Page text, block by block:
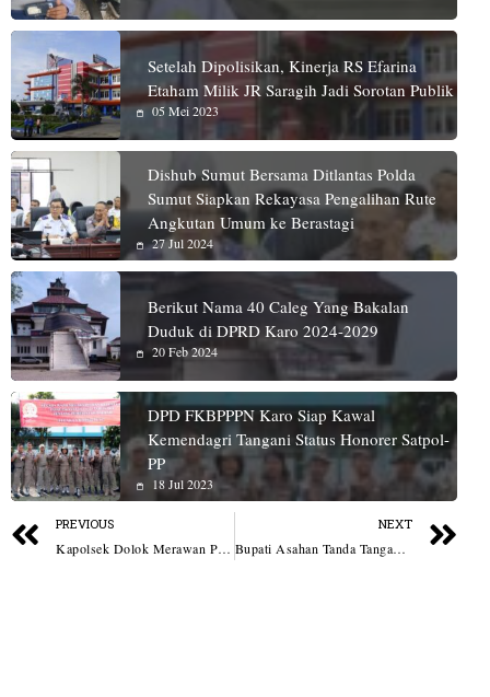
Setelah Dipolisikan, Kinerja RS Efarina
Etaham Milik JR Saragih Jadi Sorotan Publik
05 Mei 2023
Dishub Sumut Bersama Ditlantas Polda
Sumut Siapkan Rekayasa Pengalihan Rute
Angkutan Umum ke Berastagi
27 Jul 2024
Berikut Nama 40 Caleg Yang Bakalan
Duduk di DPRD Karo 2024-2029
20 Feb 2024
DPD FKBPPPN Karo Siap Kawal
Kemendagri Tangani Status Honorer Satpol-
PP
18 Jul 2023
PREVIOUS
Kapolsek Dolok Merawan Pimpin Kegiatan Bansos Polres Tebing Tinggi
NEXT
Bupati Asahan Tanda Tangani Nota Kesepahaman Program Makan Bergizi Gratis